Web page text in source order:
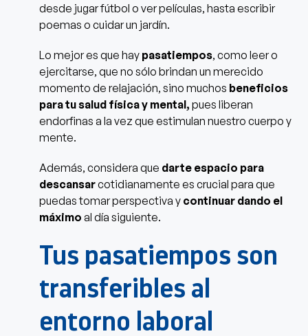
desde jugar fútbol o ver películas, hasta escribir
poemas o cuidar un jardín.
Lo mejor es que hay pasatiempos, como leer o
ejercitarse, que no sólo brindan un merecido
momento de relajación, sino muchos beneficios
para tu salud física y mental, pues liberan
endorfinas a la vez que estimulan nuestro cuerpo y
mente.
Además, considera que darte espacio para
descansarcotidianamente es crucial para que
puedas tomar perspectiva y continuar dando el
máximo al día siguiente.
Tus pasatiempos son
transferibles al
entorno laboral